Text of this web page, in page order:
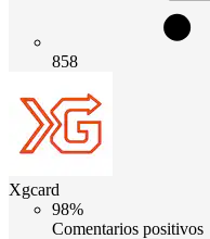
858
Xgcard
98%
Comentarios positivos